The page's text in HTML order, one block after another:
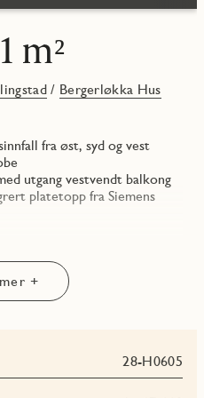
m²
/ Bergerløkka Hus
fra øst, syd og vest
utgang vestvendt balkong
platetopp fra Siemens
+
28-H0605